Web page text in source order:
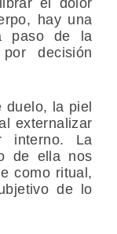
hay una
paso de la
decisión
duelo, la piel
externalizar
interno. La
de ella nos
como ritual,
de lo